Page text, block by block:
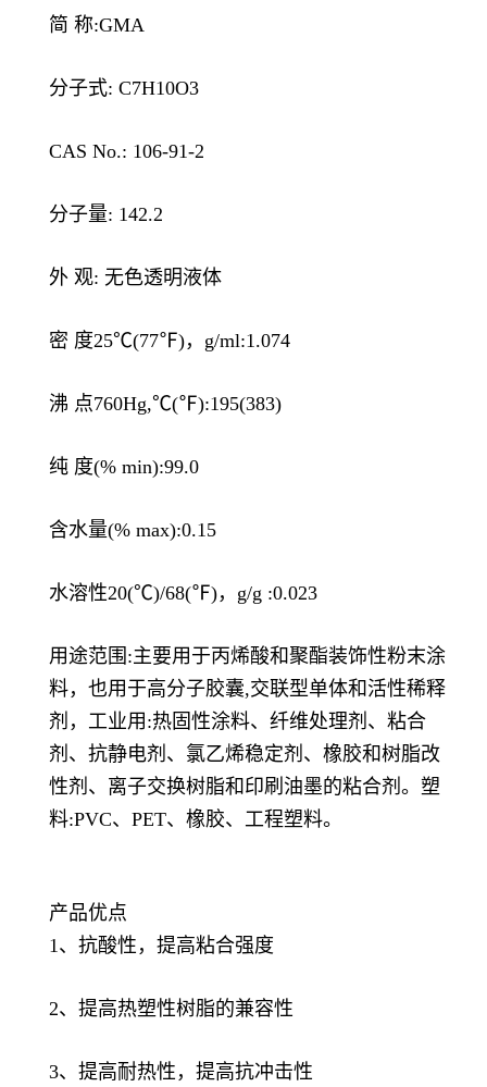
简 称:GMA
分子式: C7H10O3
CAS No.: 106-91-2
分子量: 142.2
外 观: 无色透明液体
密 度25℃(77℉)，g/ml:1.074
沸 点760Hg,℃(℉):195(383)
纯 度(% min):99.0
含水量(% max):0.15
水溶性20(℃)/68(℉)，g/g :0.023
用途范围:主要用于丙烯酸和聚酯装饰性粉末涂
料，也用于高分子胶囊,交联型单体和活性稀释
剂，工业用:热固性涂料、纤维处理剂、粘合
剂、抗静电剂、氯乙烯稳定剂、橡胶和树脂改
性剂、离子交换树脂和印刷油墨的粘合剂。塑
料:PVC、PET、橡胶、工程塑料。
产品优点
1、抗酸性，提高粘合强度
2、提高热塑性树脂的兼容性
3、提高耐热性，提高抗冲击性